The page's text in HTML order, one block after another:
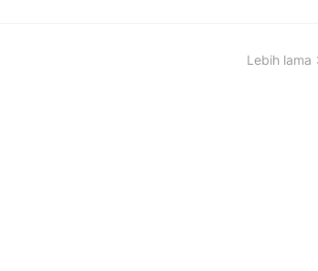
Lebih lama